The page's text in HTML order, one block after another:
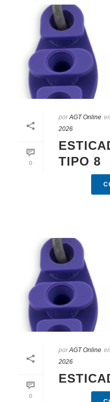
0
porAGT Online
2026
TIPO 8
0
porAGT Online
2026